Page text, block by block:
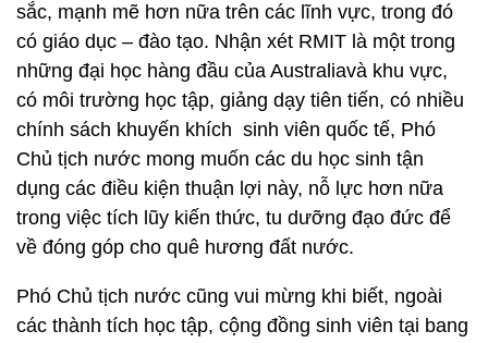
sắc, mạnh mẽ hơn nữa trên các lĩnh vực, trong đó
có giáo dục – đào tạo. Nhận xét RMIT là một trong
những đại học hàng đầu của Australiavà khu vực,
có môi trường học tập, giảng dạy tiên tiến, có nhiều
chính sách khuyến khích sinh viên quốc tế, Phó
Chủ tịch nước mong muốn các du học sinh tận
dụng các điều kiện thuận lợi này, nỗ lực hơn nữa
trong việc tích lũy kiến thức, tu dưỡng đạo đức để
về đóng góp cho quê hương đất nước.
Phó Chủ tịch nước cũng vui mừng khi biết, ngoài
các thành tích học tập, cộng đồng sinh viên tại bang